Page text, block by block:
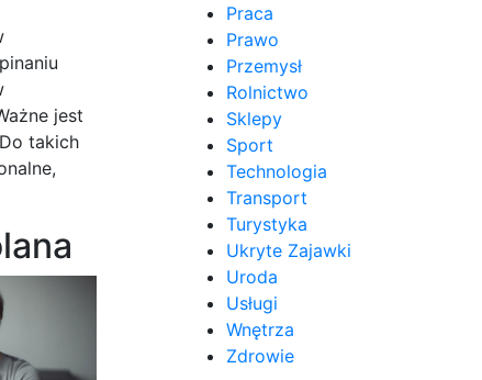
jest
takich
Praca
Prawo
Przemysł
Rolnictwo
Sklepy
Sport
Technologia
Transport
Turystyka
Ukryte Zajawki
Uroda
Usługi
Wnętrza
Zdrowie